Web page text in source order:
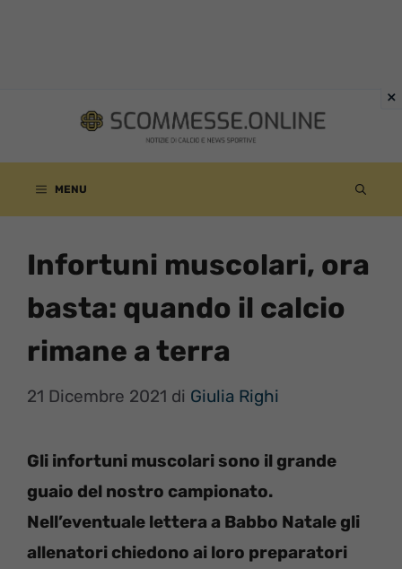
contenuto
MENU
Infortuni muscolari, ora
basta: quando il calcio
rimane a terra
21 Dicembre 2021 di Giulia Righi
Gli infortuni muscolari sono il grande
guaio del nostro campionato.
Nell’eventuale lettera a Babbo Natale gli
allenatori chiedono ai loro preparatori